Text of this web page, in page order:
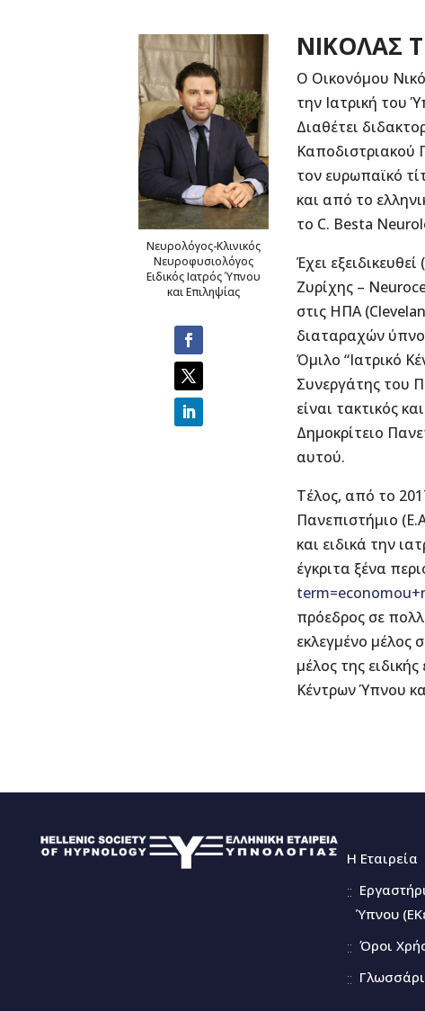
Νευρολόγος-Κλινικός
Νευροφυσιολόγος
Ειδικός Ιατρός Ύπνου
και Επιληψίας
ΝΙΚΟΛΑΣ
Ο Οικονόμου
την Ιατρική του
Διαθέτει
Καποδιστριακού
τον ευρωπαϊκό
και από το
το C. Besta
Έχει
Ζυρίχης –
στις ΗΠΑ
διαταραχών
Όμιλο “Ιατρικό
Συνεργάτης του
είναι τακτικός
Δημοκρίτειο
αυτού.
Τέλος, από το
Πανεπιστήμιο
και ειδικά την
έγκριτα ξένα
πρόεδρος σε
εκλεγμένο μέλος
μέλος της
Κέντρων Ύπνου
Η Εταιρεία
Ύπνου
Όροι